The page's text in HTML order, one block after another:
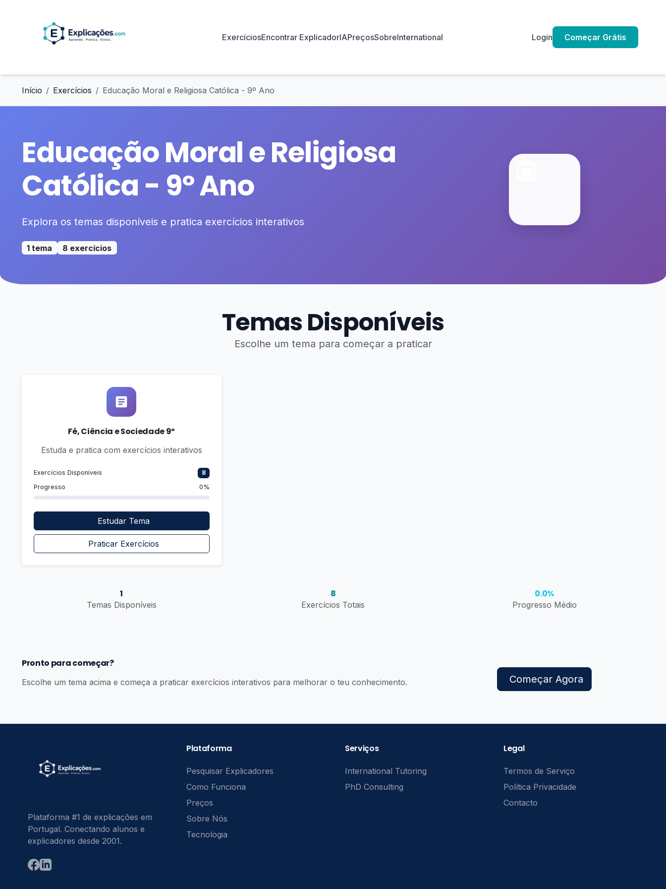
ExercíciosEncontrar ExplicadorIAPreçosSobreInternational Login Começar Grátis
Início Exercícios Educação Moral e Religiosa Católica - 9º Ano
Educação Moral e Religiosa
Católica - 9º Ano
Explora os temas disponíveis e pratica exercícios interativos
1 tema 8 exercícios
Temas Disponíveis
Escolhe um tema para começar a praticar
Fé, Ciência e Sociedade 9º
Estuda e pratica com exercícios interativos
Exercícios Disponíveis
8
Progresso
0%
Estudar Tema
Praticar Exercícios
1
Temas Disponíveis
8
Exercícios Totais
0.0%
Progresso Médio
Pronto para começar?
Escolhe um tema acima e começa a praticar exercícios interativos para melhorar o teu conhecimento. Começar Agora
Plataforma #1 de explicações em
Portugal. Conectando alunos e
explicadores desde 2001.
Plataforma
Pesquisar Explicadores
Como Funciona
Preços
Sobre Nós
Tecnologia
Serviços
International Tutoring
PhD Consulting
Legal
Termos de Serviço
Política Privacidade
Contacto